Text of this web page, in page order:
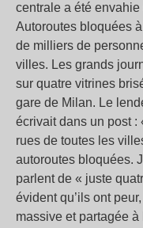
centrale a été
Autoroutes bloquées
de milliers de
villes. Les grands
sur quatre vitrines
gare de Milan. Le
écrivait dans un post :
rues de toutes les
autoroutes bloquées.
parlent de « juste
évident qu’ils ont
massive et partagée